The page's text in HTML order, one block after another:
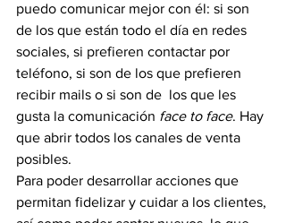
puedo comunicar mejor con él: si son
de los que están todo el día en redes
sociales, si prefieren contactar por
teléfono, si son de los que prefieren
recibir mails o si son de  los que les
gusta la comunicación face to face. Hay
que abrir todos los canales de venta
posibles.
Para poder desarrollar acciones que
permitan fidelizar y cuidar a los clientes,